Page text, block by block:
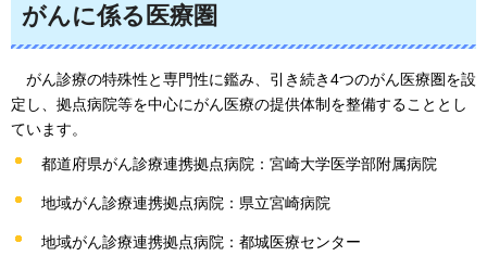
がんに係る医療圏
がん診療の特殊性と専門性に鑑み、引き続き4つのがん医療圏を設
定し、拠点病院等を中心にがん医療の提供体制を整備することとし
ています。
都道府県がん診療連携拠点病院：宮崎大学医学部附属病院
地域がん診療連携拠点病院：県立宮崎病院
地域がん診療連携拠点病院：都城医療センター